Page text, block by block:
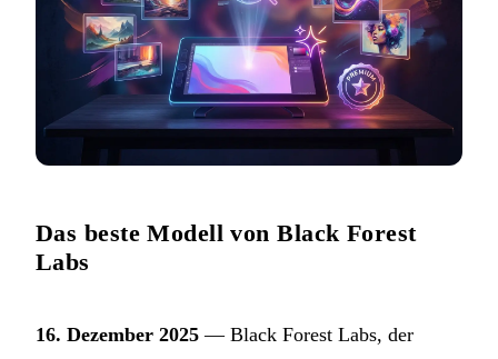
Das beste Modell von Black Forest
Labs
16. Dezember 2025 — Black Forest Labs, der